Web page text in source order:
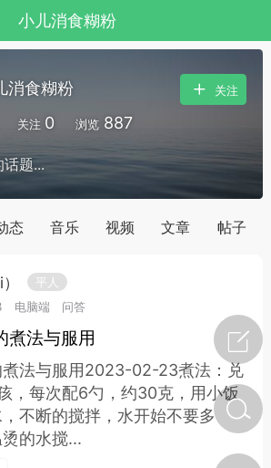
小儿消食糊粉
口的中医人！
消食糊粉
关注 0 浏览 887
关注
题...
态 音乐 视频 文章 帖子
平人
电脑端 问答
煮法与服用
煮法与服用2023-02-23煮法：兑
，每次配6勺，约30克，用小饭
不断的搅拌，水开始不要多
的水搅...